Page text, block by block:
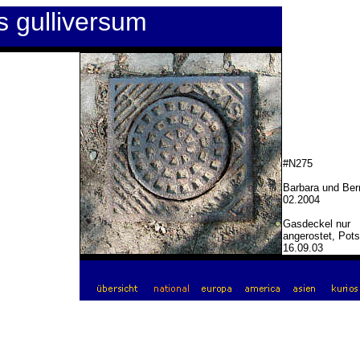
gulliversum
#N275
Barbara und
02.2004
Gasdeckel nur
angerostet,
16.09.03